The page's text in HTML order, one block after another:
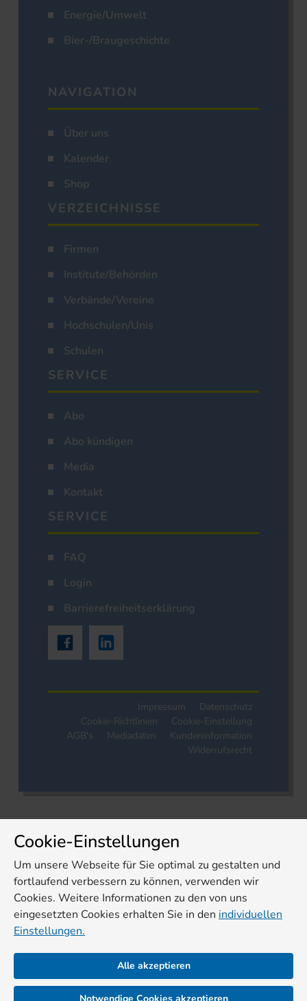
Energie/Umwelt
Bier-/Braugeschichte
NAVIGATION
Über uns
Kalender
Shop
VERZEICHNISSE
Firmen
Institute/Behörden
Verbände/Vereine
Hochschulen/Unis
Schulen
SERVICE
Abo
Abo kündigen
Media
Kontakt
SERVICE
FAQ
Login
Barrierefreiheitserklärung
Impressum
Datenschutz
Cookie-Richtlinien
Cookie-Einstellung
AGB's
Mediadaten
Kundeninformation
Widerrufsrecht
Cookie-Einstellungen
Um unsere Webseite für Sie optimal zu gestalten und
fortlaufend verbessern zu können, verwenden wir
Cookies. Weitere Informationen zu den von uns
eingesetzten Cookies erhalten Sie in den individuellen
Einstellungen.
Alle akzeptieren